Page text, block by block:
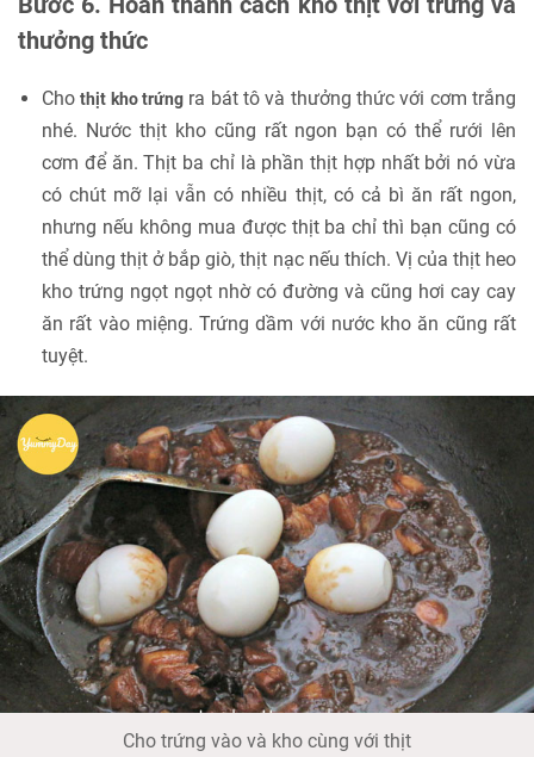
thưởng thức
Chothịt kho trứng ra bát tô và thưởng thức với cơm trắng
nhé. Nước thịt kho cũng rất ngon bạn có thể rưới lên
cơm để ăn. Thịt ba chỉ là phần thịt hợp nhất bởi nó vừa
có chút mỡ lại vẫn có nhiều thịt, có cả bì ăn rất ngon,
nhưng nếu không mua được thịt ba chỉ thì bạn cũng có
thể dùng thịt ở bắp giò, thịt nạc nếu thích. Vị của thịt heo
kho trứng ngọt ngọt nhờ có đường và cũng hơi cay cay
ăn rất vào miệng. Trứng dầm với nước kho ăn cũng rất
tuyệt.
Cho trứng vào và kho cùng với thịt